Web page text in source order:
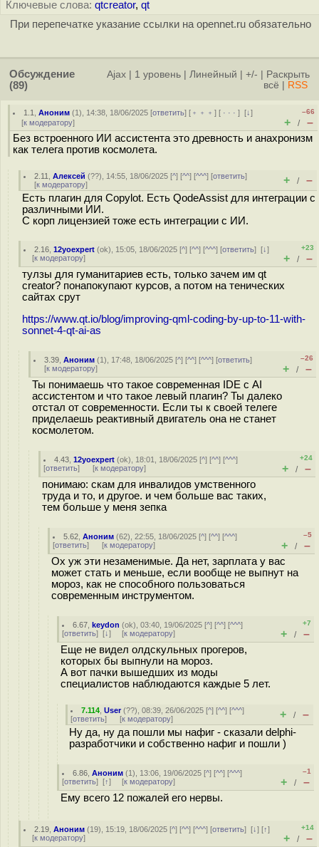
Ключевые слова: qtcreator, qt
При перепечатке указание ссылки на opennet.ru обязательно
Обсуждение
(89)
Ajax 1 уровень Линейный +/-
Раскрыть
всё
RSS
1.1 ,Аноним (1), 14:38, 18/06/2025 [ответить] [ ﹢﹢﹢] [ · · ·][↓]
[к модератору]
–66
+ / –
Без встроенного ИИ ассистента это древность и анахронизм
как телега против космолета.
2.11 ,Алексей (??), 14:55, 18/06/2025 [^] [^^] [^^^] [ответить]
[к модератору] + / –
Есть плагин для Copylot. Есть QodeAssist для интеграции с
различными ИИ.
С корп лицензией тоже есть интеграции с ИИ.
2.16 ,12yoexpert (ok), 15:05, 18/06/2025 [^] [^^] [^^^] [ответить][↓]
[к модератору]
+23
+ / –
тулзы для гуманитариев есть, только зачем им qt
creator? понапокупают курсов, а потом на тенических
сайтах срут
https://www.qt.io/blog/improving-qml-coding-by-up-to-11-with-
sonnet-4-qt-ai-as
3.39 ,Аноним (1), 17:48, 18/06/2025 [^] [^^] [^^^] [ответить]
[к модератору]
–26
+ / –
Ты понимаешь что такое современная IDE с AI
ассистентом и что такое левый плагин? Ты далеко
отстал от современности. Если ты к своей телеге
приделаешь реактивный двигатель она не станет
космолетом.
4.43 ,12yoexpert (ok), 18:01, 18/06/2025 [^] [^^] [^^^]
[ответить] [к модератору]
+24
+ / –
понимаю: скам для инвалидов умственного
труда и то, и другое. и чем больше вас таких,
тем больше у меня зепка
5.62 ,Аноним (62), 22:55, 18/06/2025 [^] [^^] [^^^]
[ответить] [к модератору]
–5
+ / –
Ох уж эти незаменимые. Да нет, зарплата у вас
может стать и меньше, если вообще не выпнут на
мороз, как не способного пользоваться
современным инструментом.
6.67 ,keydon (ok), 03:40, 19/06/2025 [^] [^^] [^^^]
[ответить] [↓] [к модератору]
+7
+ / –
Еще не видел олдскульных прогеров,
которых бы выпнули на мороз.
А вот пачки вышедших из моды
специалистов наблюдаются каждые 5 лет.
7.114 ,User(??), 08:39, 26/06/2025 [^] [^^] [^^^]
[ответить] [к модератору] + / –
Ну да, ну да пошли мы нафиг - сказали delphi-
разработчики и собственно нафиг и пошли )
6.86 ,Аноним (1), 13:06, 19/06/2025 [^] [^^] [^^^]
[ответить] [↑] [к модератору]
–1
+ / –
Ему всего 12 пожалей его нервы.
2.19 ,Аноним (19), 15:19, 18/06/2025 [^] [^^] [^^^] [ответить][↓] [↑]
[к модератору]
+14
+ / –